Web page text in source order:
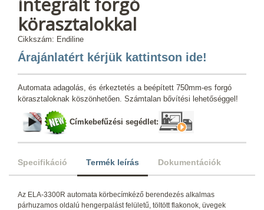
körasztalokkal
Cikkszám: Endiline
Árajánlatért kérjük kattintson ide!
Automata adagolás, és érkeztetés a beépített 750mm-es forgó
körasztaloknak köszönhetően. Számtalan bővítési lehetőséggel!
Címkebefűzési segédlet:
Specifikáció Termék leírás Dokumentációk
Az ELA-3300R automata körbecímkéző berendezés alkalmas
párhuzamos oldalú hengerpalást felületű, töltött flakonok, üvegek